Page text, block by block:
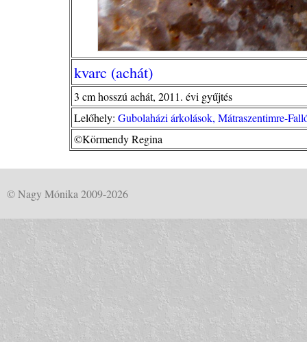
kvarc (achát)
3 cm hosszú achát, 2011. évi gyűjtés
Lelőhely: Gubolaházi árkolások, Mátraszentimre-
©Körmendy Regina
© Nagy Mónika 2009-2026